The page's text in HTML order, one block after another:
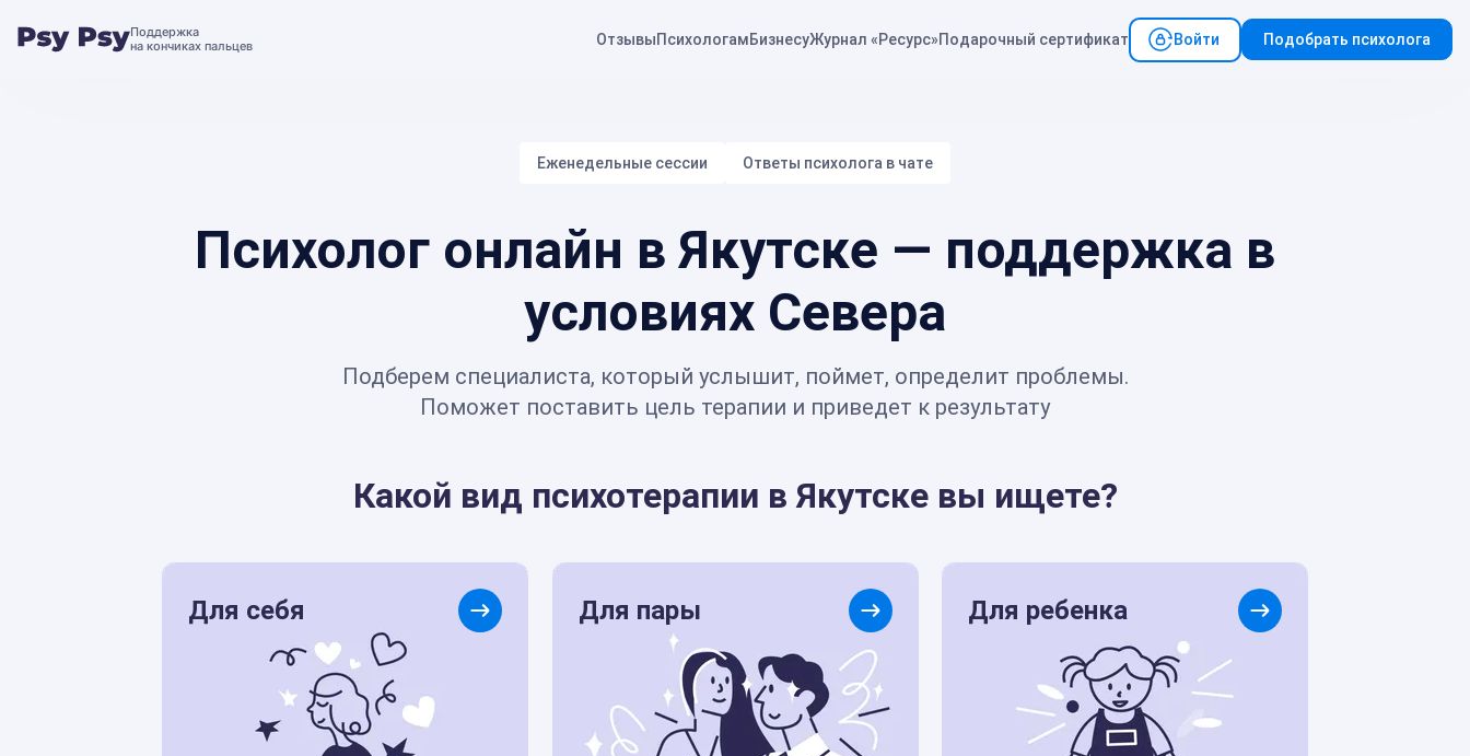
Поддержка
на кончиках пальцев
ОтзывыПсихологамБизнесуЖурнал «Ресурс»Подарочный сертификат Войти Подобрать психолога
Еженедельные сессии Ответы психолога в чате
Психолог онлайн в Якутске — поддержка в
условиях Севера
Подберем специалиста, который услышит, поймет, определит проблемы.
Поможет поставить цель терапии и приведет к результату
Какой вид психотерапии в Якутске вы ищете?
Для себя Для пары Для ребенка